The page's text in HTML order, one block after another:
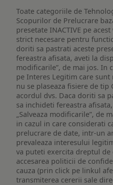
Toate categoriile de
Scopurilor de Prelucrare
presetate INACTIVE pe
strict necesare pentru
doriti sa pastrati aceste
fereastra afisata, aveti la
modificarile”, de mai jos. In
pe Interes Legitim care sunt
nu se plaseaza fisiere de tip
acordul dvs. Daca doriti sa
sa inchideti fereastra
„Salveaza modificarile”, de
in cazul in care considerati
prelucrare de date, intr-un
prevaleaza interesului
va puteti exercita dreptul
accesarea politicii de
cauza (prin click pe linkul
transmiterea cererii sale